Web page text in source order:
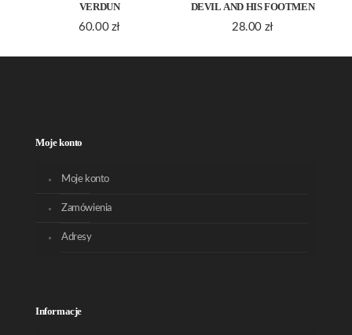
VERDUN
60.00 zł
DEVIL AND HIS FOOTMEN
28.00 zł
Moje konto
Moje konto
Zamówienia
Adresy
Informacje